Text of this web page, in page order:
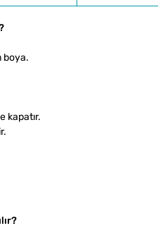
boya.
kapatır.